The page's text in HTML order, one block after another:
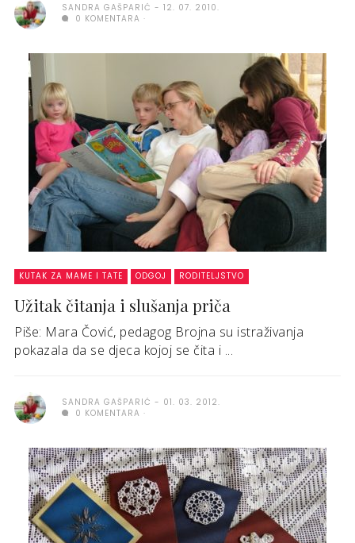
SANDRA GAŠPARIĆ
12. 07. 2010.
0 KOMENTARA
KUTAK ZA MAME I TATE ODGOJ RODITELJSTVO
Užitak čitanja i slušanja priča
Piše: Mara Čović, pedagog Brojna su istraživanja
pokazala da se djeca kojoj se čita i ...
SANDRA GAŠPARIĆ
01. 03. 2012.
0 KOMENTARA